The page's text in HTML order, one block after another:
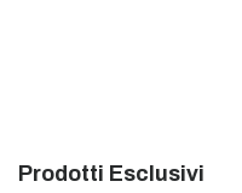
Prodotti Esclusivi